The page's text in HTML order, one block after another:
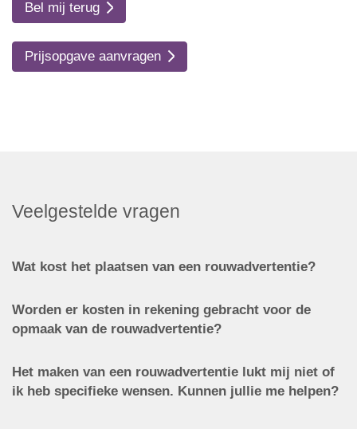
Bel mij terug
Prijsopgave aanvragen
Veelgestelde vragen
Wat kost het plaatsen van een rouwadvertentie?
Worden er kosten in rekening gebracht voor de
opmaak van de rouwadvertentie?
Het maken van een rouwadvertentie lukt mij niet of
ik heb specifieke wensen. Kunnen jullie me helpen?